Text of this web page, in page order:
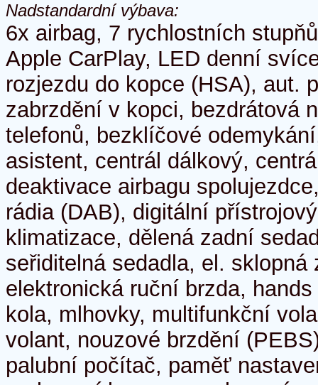
Nadstandardní výbava:
6x airbag, 7 rychlostních
Apple CarPlay, LED denní
rozjezdu do kopce (HSA), aut.
zabrzdění v kopci, bezdrátová
telefonů, bezklíčové
asistent, centrál dálkový,
deaktivace airbagu
rádia (DAB), digitální
klimatizace, dělená zadní
seřiditelná sedadla, el.
elektronická ruční brzda,
kola, mlhovky, multifunkční
volant, nouzové brzdění
palubní počítač, paměť